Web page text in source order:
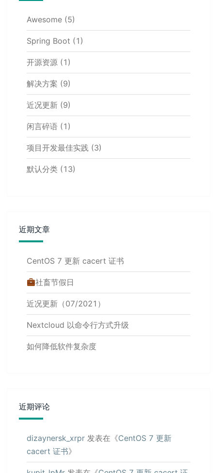
Awesome (5)
Spring Boot (1)
开源资源 (1)
解决方案 (9)
近况更新 (9)
闲言碎语 (1)
项目开发最佳实践 (3)
默认分类 (13)
近期文章
CentOS 7 更新 cacert 证书
社畜节假日
近况更新（07/2021）
Nextcloud 以命令行方式升级
如何降低软件复杂度
近期评论
dizaynersk_xrpr 发表在《CentOS 7 更新
cacert 证书》